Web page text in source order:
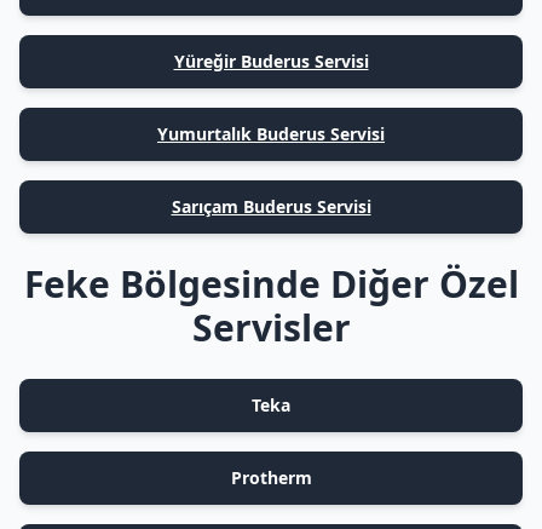
Yüreğir Buderus Servisi
Yumurtalık Buderus Servisi
Sarıçam Buderus Servisi
Feke Bölgesinde Diğer Özel
Servisler
Teka
Protherm